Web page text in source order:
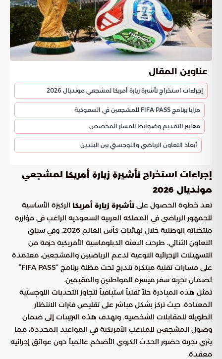
عناوين المقال
إجراءات استخراج تأشيرة زيارة أمريكا لمشجعي مونديال 2026
مزايا برنامج FIFA PASS للمشجعين في السعودية
معايير التقديم وضوابط المسار المخصص
أبعاد التعاون الرياضي واللوجستي بين البلدين
إجراءات استخراجتأشيرة زيارة أمريكا لمشجعي
مونديال 2026
تعد خطوة الحصول علىتأشيرة زيارة أمريكا الركيزة الأساسية
للجمهور الرياضي في المملكة العربية السعودية الراغب في مؤازرة
منتخباته الوطنية خلال نهائيات كأس العالم 2026. وفي سياق
التعاون الثنائي، طرحت البعثة الدبلوماسية الأمريكية حزمة من
التسهيلات الإجرائية النوعية لدعم الرياضيين والمشجعين، معتمدة
على مسارات تقنية مبتكرة تندرج تحت مظلة برنامج “FIFA PASS”
لضمان تجربة سفر ميسرة للمواطنين والمقيمين.
تمثل هذه المبادرة حلاً تقنياً استباقياً لتجاوز التحديات اللوجستية
المعتادة، حيث تركز بشكل مباشر على تقليص فترات الانتظار
الطويلة للمقابلات الشخصية. وتهدف هذه الترتيبات إلى ضمان
وصول المشجعين للملاعب الأمريكية في المواعيد المحددة، مما
يثري تجربة حضور الحدث الكروي الأضخم عالمياً دون عوائق إجرائية
معقدة.